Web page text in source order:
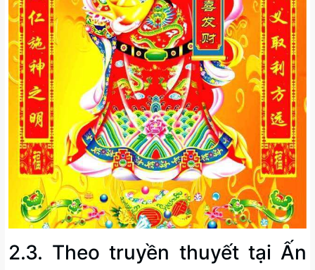
2.3. Theo truyền thuyết tại Ấn